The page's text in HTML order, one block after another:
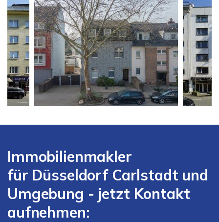
Immobilienmakler
für Düsseldorf Carlstadt und
Umgebung - jetzt Kontakt
aufnehmen: